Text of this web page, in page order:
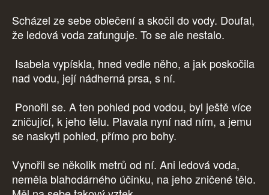
Scházel ze sebe oblečení a skočil do vody. Doufal,
že ledová voda zafunguje. To se ale nestalo.
Isabela vypískla, hned vedle něho, a jak poskočila
nad vodu, její nádherná prsa, s ní.
Ponořil se. A ten pohled pod vodou, byl ještě více
zničující, k jeho tělu. Plavala nyní nad ním, a jemu
se naskytl pohled, přímo pro bohy.
Vynořil se několik metrů od ní. Ani ledová voda,
neměla blahodárného účinku, na jeho zničené tělo.